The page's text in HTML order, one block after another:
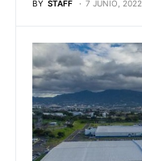
BY STAFF 7 JUNIO, 2022